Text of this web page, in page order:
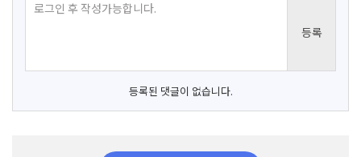
등록된 댓글이 없습니다.